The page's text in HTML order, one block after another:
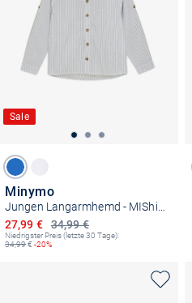
Sale
Minymo
34,99 €
Ermäßigter Preis
27,99 €
Niedrigster Preis (letzte 30 Tage):
34,99€ -20%